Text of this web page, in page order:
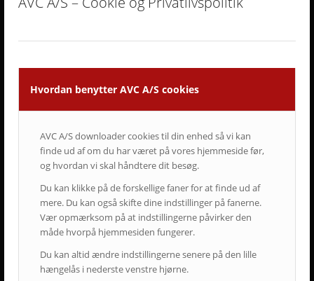
Hvordan benytter AVC A/S cookies
AVC A/S downloader cookies til din enhed så vi kan
finde ud af om du har været på vores hjemmeside før,
og hvordan vi skal håndtere dit besøg.
Du kan klikke på de forskellige faner for at finde ud af
mere. Du kan også skifte dine indstillinger på fanerne.
Vær opmærksom på at indstillingerne påvirker den
måde hvorpå hjemmesiden fungerer.
Du kan altid ændre indstillingerne senere på den lille
hængelås i nederste venstre hjørne.
• Vi er AV-begejstrede og innovative.
• Vi er vedholdende og følger altid opgaven helt til dørs.
• Vi er landsdækkende.
• Vi ved at tilfredse kunder giver langvarige samarbejder.
ET LILLE UDSNIT AF SUCCESFULDE LØSNINGER
OG TILFREDSE AVC KUNDER